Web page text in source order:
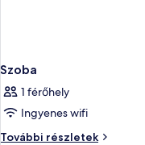
Szoba
1 férőhely
Ingyenes wifi
További részletek
Szoba